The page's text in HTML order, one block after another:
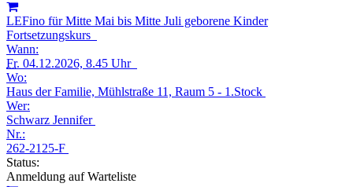
LEFino für Mitte Mai bis Mitte Juli geborene Kinder
Fortsetzungskurs
Wann:
Fr. 04.12.2026, 8.45 Uhr
Wo:
Haus der Familie, Mühlstraße 11, Raum 5 - 1.Stock
Wer:
Schwarz Jennifer
Nr.:
262-2125-F
Status:
Anmeldung auf Warteliste